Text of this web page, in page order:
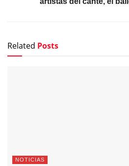
Related Posts
NOTICIAS